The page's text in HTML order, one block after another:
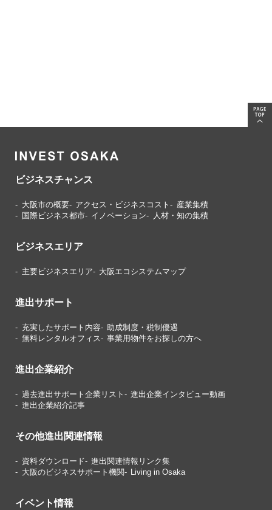
ビジネスチャンス
大阪市の概要 アクセス・ビジネスコスト
産業集積
国際ビジネス都市
イノベーション 人材・知の集積
ビジネスエリア
主要ビジネスエリア 大阪エコシステムマップ
進出サポート
充実したサポート内容
助成制度・税制優遇
無料レンタルオフィス
事業用物件をお探しの方へ
進出企業紹介
過去進出サポート企業リスト
進出企業インタビュー動画
進出企業紹介記事
その他進出関連情報
資料ダウンロード
進出関連情報リンク集
大阪のビジネスサポート機関
Living in Osaka
イベント情報